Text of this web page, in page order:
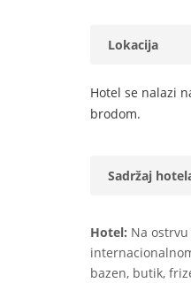
Lokacija
Hotel se nalazi
brodom.
Sadržaj
Hotel: Na
bazen, butik,